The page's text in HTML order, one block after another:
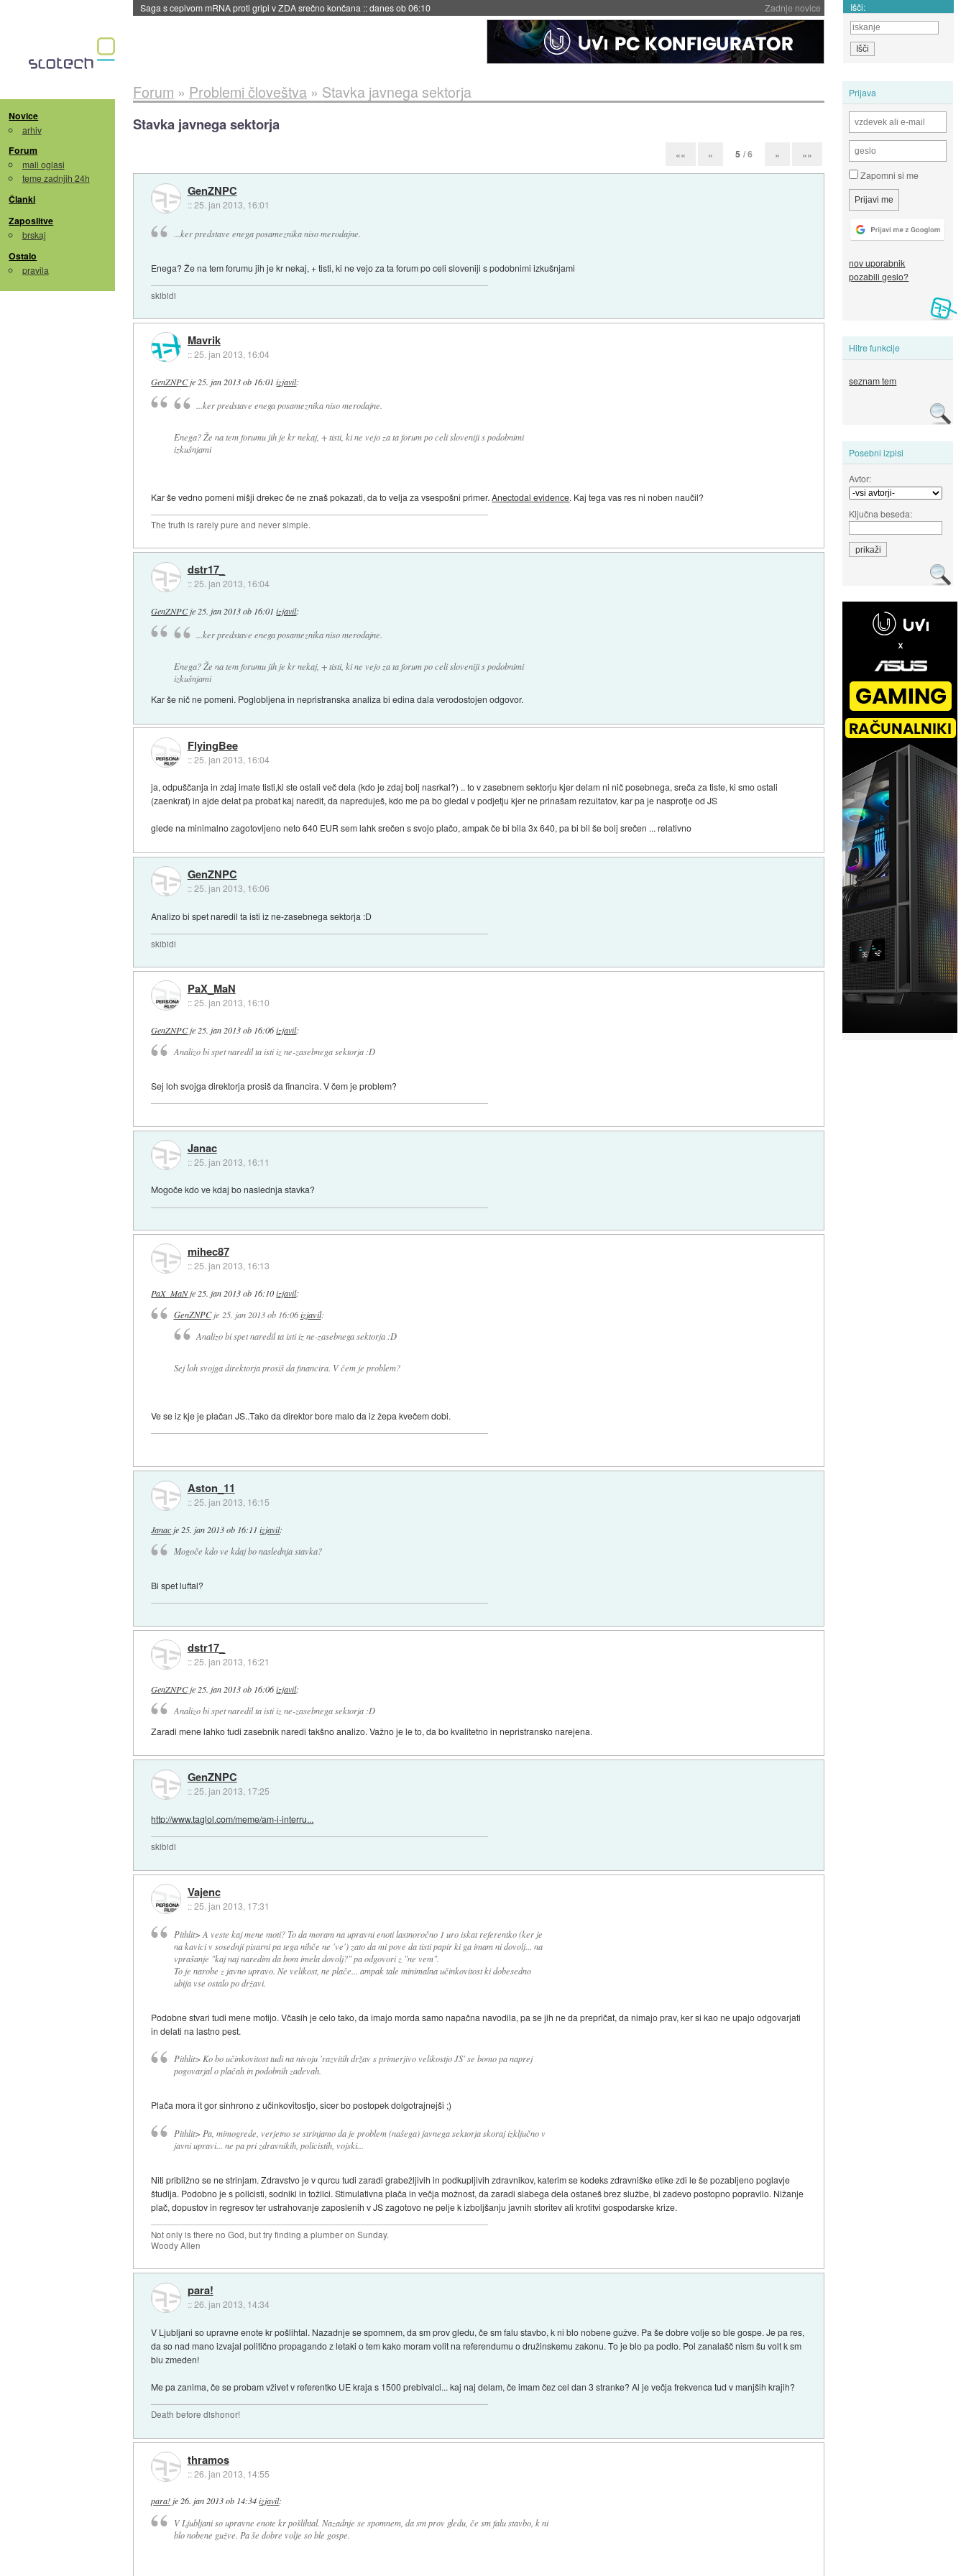
Zadnje novice
BMW v vozilih začel predvajati reklame::danes ob 06:09 Išči:
Novice
arhiv
Forum
mali oglasi
teme zadnjih 24h
Članki
Zaposlitve
brskaj
Ostalo
pravila
Prijava
Zapomni si me
nov uporabnik
pozabili geslo?
Hitre funkcije
seznam tem
Posebni izpisi
Avtor:
Ključna beseda:
Forum » Problemi človeštva» Stavka javnega sektorja
Stavka javnega sektorja
«« « 5 / 6 » »»
GenZNPC
::25. jan 2013, 16:01
...ker predstave enega posameznika niso merodajne.
Enega? Že na tem forumu jih je kr nekaj, + tisti, ki ne vejo za ta forum po celi sloveniji s podobnimi izkušnjami
skibidi
Mavrik
::25. jan 2013, 16:04
GenZNPCje 25. jan 2013 ob 16:01 izjavil:
...ker predstave enega posameznika niso merodajne.
Enega? Že na tem forumu jih je kr nekaj, + tisti, ki ne vejo za ta forum po celi sloveniji s podobnimi
izkušnjami
Kar še vedno pomeni mišji drekec če ne znaš pokazati, da to velja za vsespošni primer.Anectodal evidence. Kaj tega vas res ni noben naučil?
The truth is rarely pure and never simple.
dstr17_
::25. jan 2013, 16:04
GenZNPCje 25. jan 2013 ob 16:01 izjavil:
...ker predstave enega posameznika niso merodajne.
Enega? Že na tem forumu jih je kr nekaj, + tisti, ki ne vejo za ta forum po celi sloveniji s podobnimi
izkušnjami
Kar še nič ne pomeni. Poglobljena in nepristranska analiza bi edina dala verodostojen odgovor.
FlyingBee
::25. jan 2013, 16:04
ja, odpuščanja in zdaj imate tisti,ki ste ostali več dela (kdo je zdaj bolj nasrkal?) .. to v zasebnem sektorju kjer delam ni nič posebnega, sreča za tiste, ki smo ostali
(zaenkrat) in ajde delat pa probat kaj naredit, da napreduješ, kdo me pa bo gledal v podjetju kjer ne prinašam rezultatov, kar pa je nasprotje od JS
glede na minimalno zagotovljeno neto 640 EUR sem lahk srečen s svojo plačo, ampak če bi bila 3x 640, pa bi bil še bolj srečen ... relativno
GenZNPC
::25. jan 2013, 16:06
Analizo bi spet naredil ta isti iz ne-zasebnega sektorja :D
skibidi
PaX_MaN
::25. jan 2013, 16:10
GenZNPCje 25. jan 2013 ob 16:06 izjavil:
Analizo bi spet naredil ta isti iz ne-zasebnega sektorja :D
Sej loh svojga direktorja prosiš da financira. V čem je problem?
Janac
::25. jan 2013, 16:11
Mogoče kdo ve kdaj bo naslednja stavka?
mihec87
::25. jan 2013, 16:13
PaX_MaNje 25. jan 2013 ob 16:10 izjavil:
GenZNPCje 25. jan 2013 ob 16:06 izjavil:
Analizo bi spet naredil ta isti iz ne-zasebnega sektorja :D
Sej loh svojga direktorja prosiš da financira. V čem je problem?
Ve se iz kje je plačan JS..Tako da direktor bore malo da iz žepa kvečem dobi.
Aston_11
::25. jan 2013, 16:15
Janac je 25. jan 2013 ob 16:11 izjavil:
Mogoče kdo ve kdaj bo naslednja stavka?
Bi spet luftal?
dstr17_
::25. jan 2013, 16:21
GenZNPCje 25. jan 2013 ob 16:06 izjavil:
Analizo bi spet naredil ta isti iz ne-zasebnega sektorja :D
Zaradi mene lahko tudi zasebnik naredi takšno analizo. Važno je le to, da bo kvalitetno in nepristransko narejena.
GenZNPC
::25. jan 2013, 17:25
http://www.taglol.com/meme/am-i-interru...
skibidi
Vajenc
::25. jan 2013, 17:31
Pithlit> A veste kaj mene moti? To da moram na upravni enoti lastnoročno 1 uro iskat referentko (ker je
na kavici v sosednji pisarni pa tega nihče ne 've') zato da mi pove da tisti papir ki ga imam ni dovolj... na
vprašanje "kaj naj naredim da bom imela dovolj?" pa odgovori z "ne vem".
To je narobe z javno upravo. Ne velikost, ne plače... ampak tale minimalna učinkovitost ki dobesedno
ubija vse ostalo po državi.
Podobne stvari tudi mene motijo. Včasih je celo tako, da imajo morda samo napačna navodila, pa se jih ne da prepričat, da nimajo prav, ker si kao ne upajo odgovarjati
in delati na lastno pest.
Pithlit> Ko bo učinkovitost tudi na nivoju 'razvitih držav s primerjivo velikostjo JS' se bomo pa naprej
pogovarjal o plačah in podobnih zadevah.
Plača mora it gor sinhrono z učinkovitostjo, sicer bo postopek dolgotrajnejši ;)
Pithlit> Pa, mimogrede, verjetno se strinjamo da je problem (našega) javnega sektorja skoraj izključno v
javni upravi... ne pa pri zdravnikih, policistih, vojski...
Niti približno se ne strinjam. Zdravstvo je v qurcu tudi zaradi grabežljivih in podkupljivih zdravnikov, katerim se kodeks zdravniške etike zdi le še pozabljeno poglavje
študija. Podobno je s policisti, sodniki in tožilci. Stimulativna plača in večja možnost, da zaradi slabega dela ostaneš brez službe, bi zadevo postopno popravilo. Nižanje
plač, dopustov in regresov ter ustrahovanje zaposlenih v JS zagotovo ne pelje k izboljšanju javnih storitev ali krotitvi gospodarske krize.
Not only is there no God, but try finding a plumber on Sunday.
Woody Allen
para!
::26. jan 2013, 14:34
V Ljubljani so upravne enote kr pošlihtal. Nazadnje se spomnem, da sm prov gledu, če sm falu stavbo, k ni blo nobene gužve. Pa še dobre volje so ble gospe. Je pa res,
da so nad mano izvajal politično propagando z letaki o tem kako moram volit na referendumu o družinskemu zakonu. To je blo pa podlo. Pol zanalašč nism šu volt k sm
biu zmeden!
Me pa zanima, če se probam vživet v referentko UE kraja s 1500 prebivalci... kaj naj delam, če imam čez cel dan 3 stranke? Al je večja frekvenca tud v manjših krajih?
Death before dishonor!
thramos
::26. jan 2013, 14:55
para!je26. jan 2013 ob 14:34 izjavil:
V Ljubljani so upravne enote kr pošlihtal. Nazadnje se spomnem, da sm prov gledu, če sm falu stavbo, k ni
blo nobene gužve. Pa še dobre volje so ble gospe.